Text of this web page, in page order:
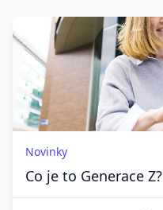
Novinky
Co je to Generace Z?